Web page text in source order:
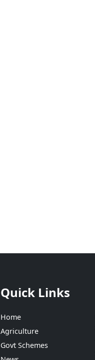
Quick Links
Home
Agriculture
Govt Schemes